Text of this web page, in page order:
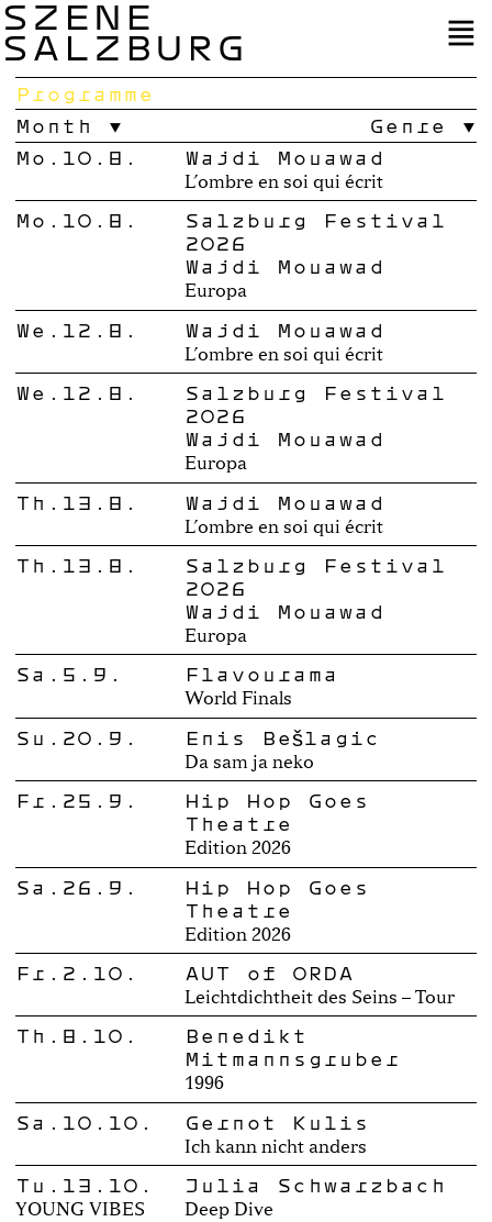
SZENE
SALZBURG
Programme
Month
Genre
Mo.10.8.
Wajdi Mouawad
L’ombre en soi qui écrit
Mo.10.8.
Salzburg Festival
2026
Wajdi Mouawad
Europa
We.12.8. Wajdi Mouawad
L’ombre en soi qui écrit
We.12.8.
Salzburg Festival
2026
Wajdi Mouawad
Europa
Th.13.8. Wajdi Mouawad
L’ombre en soi qui écrit
Th.13.8.
Salzburg Festival
2026
Wajdi Mouawad
Europa
Sa.5.9. Flavourama
World Finals
Su.20.9. Enis Bešlagić
Da sam ja neko
Fr.25.9.
Hip Hop Goes
Theatre
Edition 2026
Sa.26.9.
Hip Hop Goes
Theatre
Edition 2026
Fr.2.10. AUT of ORDA
Leichtdichtheit des Seins – Tour
Th.8.10.
Benedikt
Mitmannsgruber
1996
Sa.10.10. Gernot Kulis
Ich kann nicht anders
Tu.13.10.
YOUNG VIBES
Julia Schwarzbach
Deep Dive